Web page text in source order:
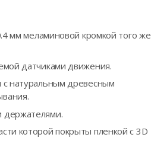
мм меламиновой кромкой того же
датчиками движения.
натуральным древесным
держателями.
которой покрыты пленкой с 3D